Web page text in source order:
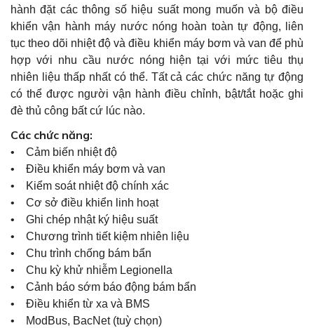
hành đặt các thông số hiệu suất mong muốn và bộ điều
khiển vận hành máy nước nóng hoàn toàn tự động, liên
tục theo dõi nhiệt độ và điều khiển máy bơm và van để phù
hợp với nhu cầu nước nóng hiện tại với mức tiêu thụ
nhiên liệu thấp nhất có thể. Tất cả các chức năng tự động
có thể được người vận hành điều chỉnh, bật/tắt hoặc ghi
đè thủ công bất cứ lúc nào.
Các chức năng:
• Cảm biến nhiệt độ
• Điều khiển máy bơm và van
• Kiểm soát nhiệt độ chính xác
• Cơ sở điều khiển linh hoạt
• Ghi chép nhật ký hiệu suất
• Chương trình tiết kiệm nhiên liệu
• Chu trình chống bám bẩn
• Chu kỳ khử nhiễm Legionella
• Cảnh báo sớm báo động bám bẩn
• Điều khiển từ xa và BMS
• ModBus, BacNet (tuỳ chọn)